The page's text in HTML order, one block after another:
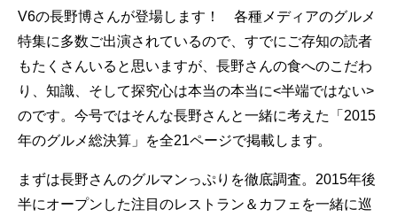
V6の長野博さんが登場します！ 各種メディアのグルメ
特集に多数ご出演されているので、すでにご存知の読者
もたくさんいると思いますが、長野さんの食へのこだわ
り、知識、そして探究心は本当の本当に<半端ではない>
のです。今号ではそんな長野さんと一緒に考えた「2015
年のグルメ総決算」を全21ページで掲載します。
まずは長野さんのグルマンっぷりを徹底調査。2015年後
半にオープンした注目のレストラン＆カフェを一緒に巡